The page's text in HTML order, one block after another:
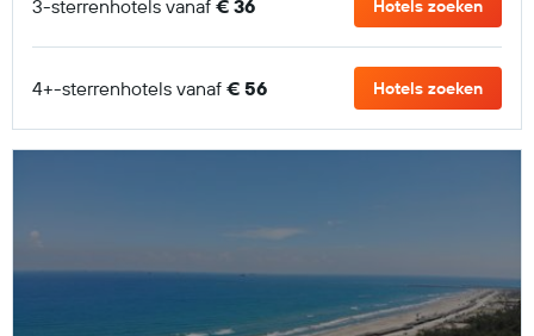
3-sterrenhotels vanaf € 36 Hotels zoeken
4+-sterrenhotels vanaf € 56 Hotels zoeken